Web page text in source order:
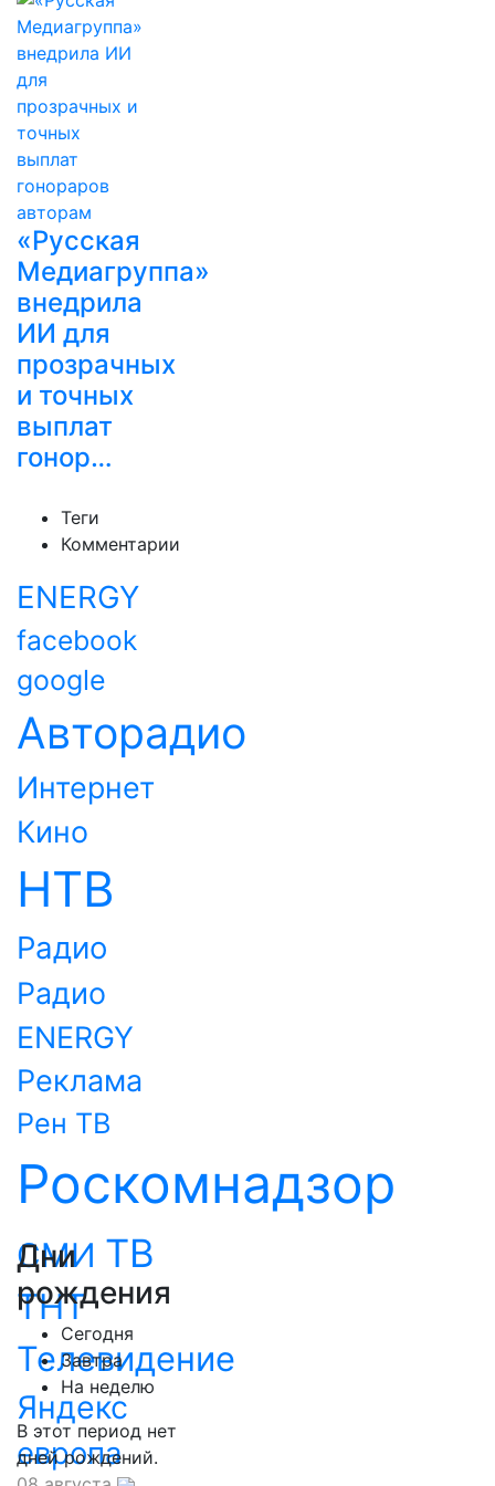
«Русская
Медиагруппа»
внедрила
ИИ для
прозрачных
и точных
выплат
гонор…
Теги
Комментарии
ENERGY
facebook
google
Авторадио
Интернет
Кино
НТВ
Радио
Радио
ENERGY
Реклама
Рен ТВ
Роскомнадзор
СМИ ТВ
ТНТ
Телевидение
Яндекс
европа
Дни
рождения
Сегодня
Завтра
На неделю
В этот период нет
дней рождений.